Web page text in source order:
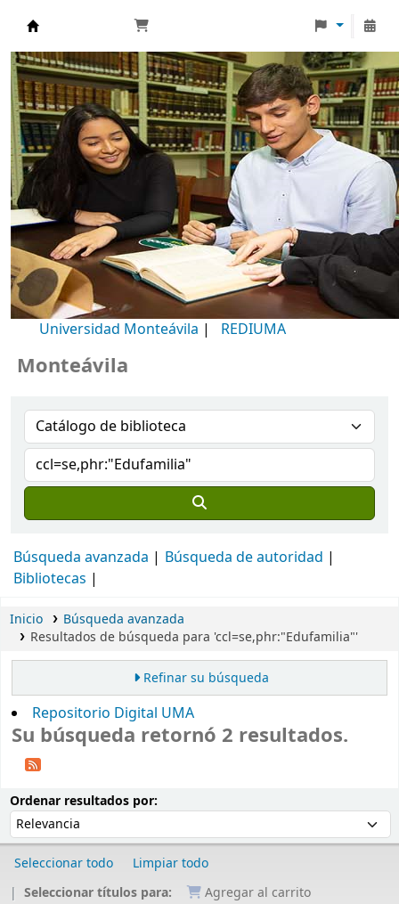
Biblioteca Universidad Monteávila
Universidad Monteávila | REDIUMA
Búsqueda avanzada
Búsqueda de autoridad
Bibliotecas
Inicio
Búsqueda avanzada
Resultados de búsqueda para 'ccl=se,phr:"Edufamilia"'
Refinar su búsqueda
Repositorio Digital UMA
Su búsqueda retornó 2 resultados.
Ordenar resultados por:
Seleccionar todo
Limpiar todo
Seleccionar títulos para:
Agregar al carrito